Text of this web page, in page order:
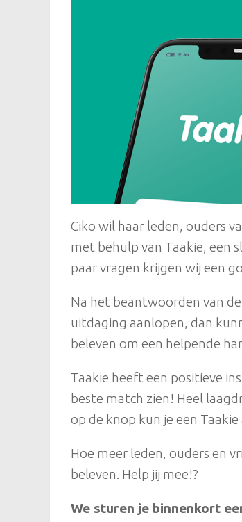
Ciko wil haar leden, ouders
met behulp van Taakie, een
paar vragen krijgen wij een
Na het beantwoorden van
uitdaging aanlopen, dan
beleven om een helpende
Taakie heeft een positieve
beste match zien! Heel
op de knop kun je een
Hoe meer leden, ouders en
beleven. Help jij mee!?
We sturen je binnenkort